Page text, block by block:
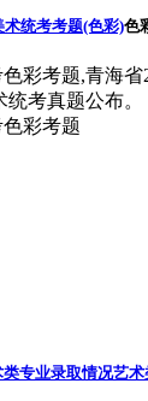
术统考考题(色彩)色
彩考题,青海
考真题公布。
专业录取情况艺术